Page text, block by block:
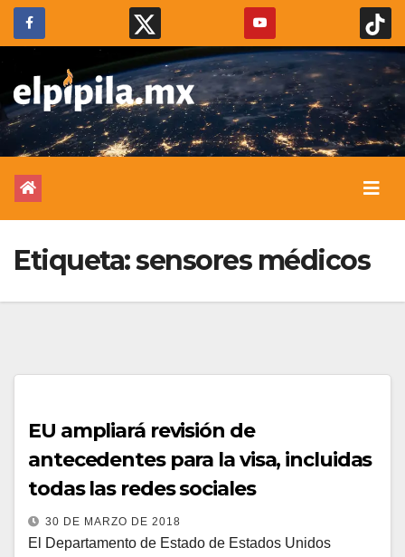
Etiqueta:sensores médicos
EU ampliará revisión de
antecedentes para la visa, incluidas
todas las redes sociales
30 DE MARZO DE 2018
El Departamento de Estado de Estados Unidos